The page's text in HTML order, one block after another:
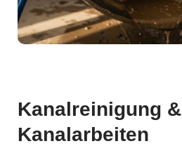
Kanalreinigung &
Kanalarbeiten